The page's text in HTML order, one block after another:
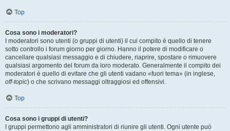
Top
Cosa sono i moderatori?
I moderatori sono utenti (o gruppi di utenti) il cui compito è quello di tenere
sotto controllo i forum giorno per giorno. Hanno il potere di modificare o
cancellare qualsiasi messaggio e di chiudere, riaprire, spostare o rimuovere
qualsiasi argomento del forum da loro moderato. Generalmente il compito dei
moderatori è quello di evitare che gli utenti vadano «fuori tema» (in inglese,
off-topic) o che scrivano messaggi oltraggiosi ed offensivi.
Top
Cosa sono i gruppi di utenti?
I gruppi permettono agli amministratori di riunire gli utenti. Ogni utente può